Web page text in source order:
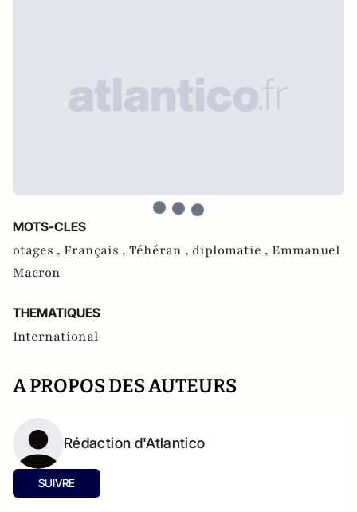
MOTS-CLES
otages , Français , Téhéran , diplomatie , Emmanuel
Macron
THEMATIQUES
International
A PROPOS DES AUTEURS
Rédaction d'Atlantico
SUIVRE